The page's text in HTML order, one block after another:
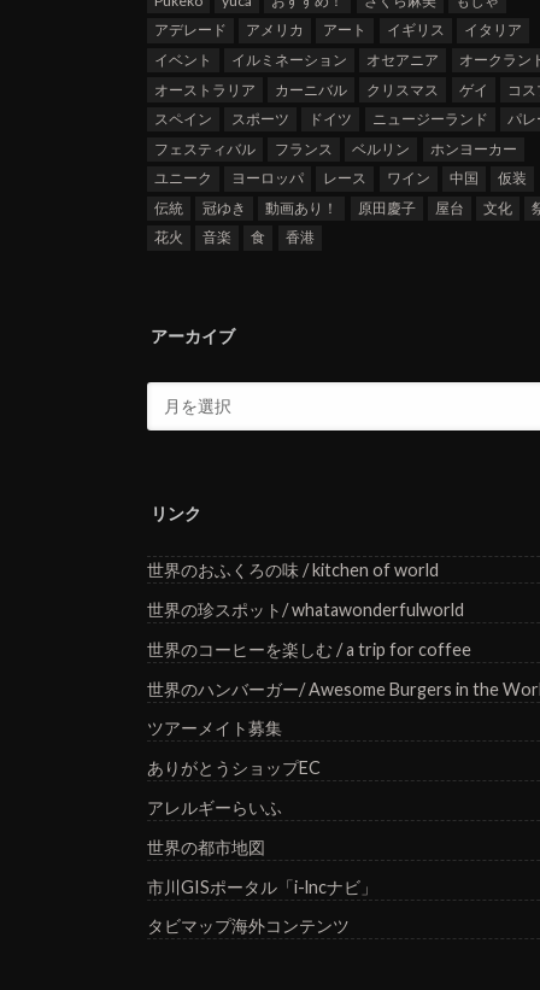
アデレード
アメリカ アート イギリス
イタリア
イベント
イルミネーション オセアニア
オークラン
オーストラリア
カーニバル クリスマス ゲイ
コ
スペイン
スポーツ ドイツ ニュージーランド
パレ
フェスティバル
フランス ベルリン
ホンヨーカー
ユニーク
ヨーロッパ レース ワイン 中国
仮装
伝統
冠ゆき 動画あり！ 原田慶子 屋台 文化
花火
音楽 食 香港
アーカイブ
リンク
世界のおふくろの味 / kitchen of world
世界の珍スポット/ whatawonderfulworld
世界のコーヒーを楽しむ / a trip for coffee
世界のハンバーガー/ Awesome Burgers in the
ツアーメイト募集
ありがとうショップEC
アレルギーらいふ
世界の都市地図
市川GISポータル「i-lncナビ」
タビマップ海外コンテンツ